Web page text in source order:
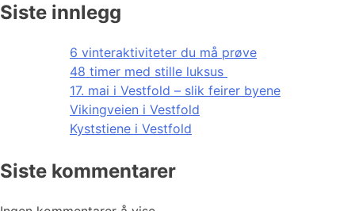
Siste innlegg
6 vinteraktiviteter du må prøve
48 timer med stille luksus
17. mai i Vestfold – slik feirer byene
Vikingveien i Vestfold
Kyststiene i Vestfold
Siste kommentarer